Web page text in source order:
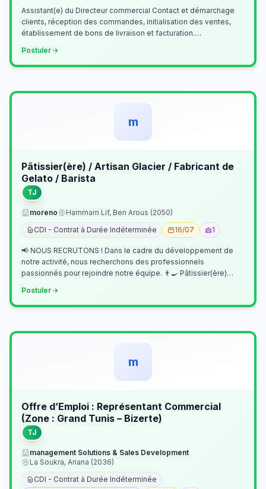
Assistant(e) du Directeur commercial Contact et démarchage
clients, réception des commandes, initialisation des ventes,
établissement de bons de livraison et facturation.
Postuler
m
Pâtissier(ère) / Artisan Glacier / Fabricant de
Gelato / Barista
TJ
moreno
Hammam Lif, Ben Arous (2050)
CDI - Contrat à Durée Indéterminée
16/07 1
📢 NOUS RECRUTONS ! Dans le cadre du développement de
notre activité, nous recherchons des professionnels
passionnés pour rejoindre notre équipe. 👨‍🍳 Pâtissier(ère)
Postuler
m
Offre d’Emploi : Représentant Commercial
(Zone : Grand Tunis – Bizerte)
TJ
management Solutions & Sales Development
La Soukra, Ariana (2036)
CDI - Contrat à Durée Indéterminée